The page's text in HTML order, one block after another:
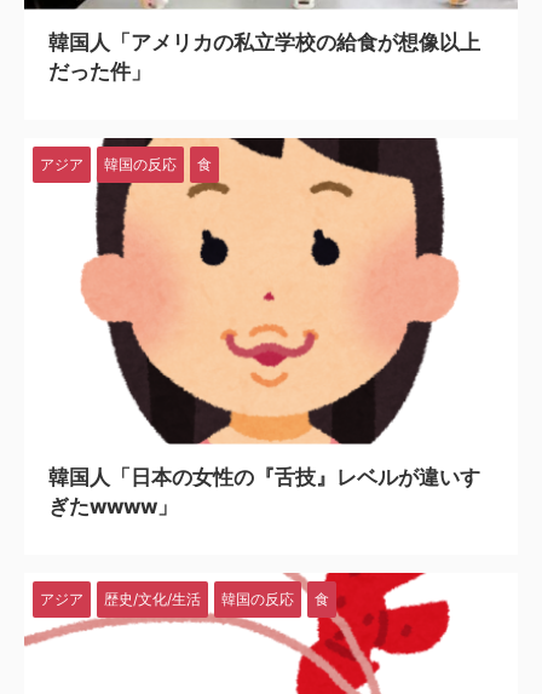
韓国人「アメリカの私立学校の給食が想像以上
だった件」
アジア 韓国の反応 食
韓国人「日本の女性の『舌技』レベルが違いす
ぎたwwww」
アジア 歴史/文化/生活 韓国の反応 食